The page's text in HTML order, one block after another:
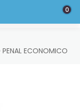
0
PENAL ECONOMICO